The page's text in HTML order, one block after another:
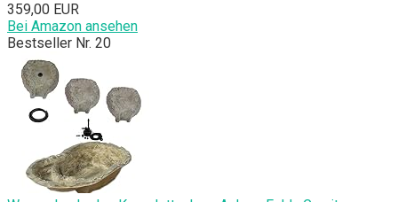
359,00 EUR
Bei Amazon ansehen
Bestseller Nr. 20